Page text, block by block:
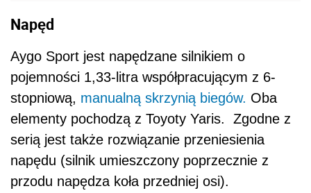
Napęd
Aygo Sport jest napędzane silnikiem o
pojemności 1,33-litra współpracującym z 6-
stopniową, manualną skrzynią biegów. Oba
elementy pochodzą z Toyoty Yaris. Zgodne z
serią jest także rozwiązanie przeniesienia
napędu (silnik umieszczony poprzecznie z
przodu napędza koła przedniej osi).